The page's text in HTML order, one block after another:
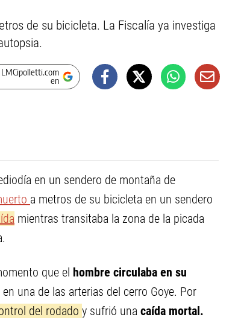
de su bicicleta. La Fiscalía ya investiga
en
en un sendero de montaña de
a metros de su bicicleta en un sendero
mientras transitaba la zona de la picada
que el hombre circulaba en su
una de las arterias del cerro Goye. Por
del rodado y sufrió una caída mortal.